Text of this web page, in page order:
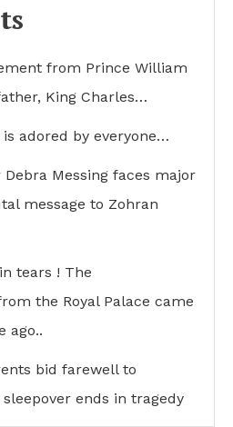
from Prince William
King Charles…
adored by everyone…
Debra Messing faces major
message to Zohran
tears ! The
the Royal Palace came
ago..
bid farewell to
ends in tragedy